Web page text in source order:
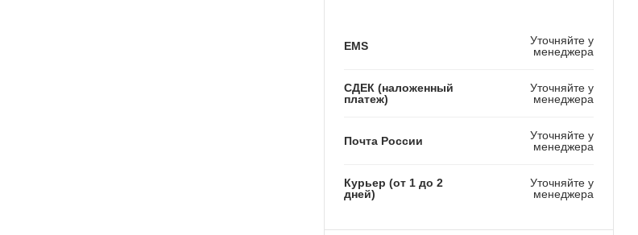
EMS
Уточняйте у
менеджера
СДЕК (наложенный
платеж)
Уточняйте у
менеджера
Почта России
Уточняйте у
менеджера
Курьер (от 1 до 2
дней)
Уточняйте у
менеджера